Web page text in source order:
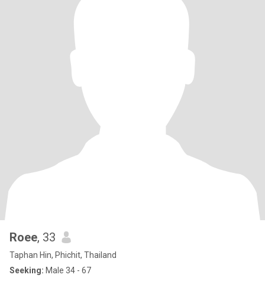
Roee, 33
Taphan Hin, Phichit, Thailand
Seeking: Male 34 - 67